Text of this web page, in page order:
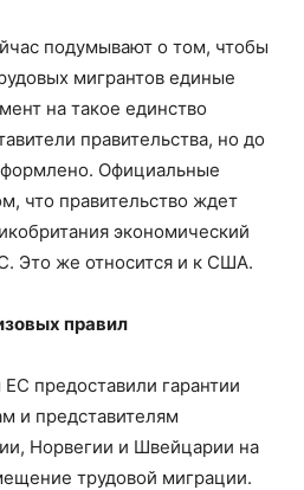
подумывают о том, чтобы
мигрантов единые
на такое единство
правительства, но до
Официальные
что правительство ждет
экономический
Это же относится и к США.
правил
предоставили гарантии
и представителям
Норвегии и Швейцарии на
трудовой миграции.